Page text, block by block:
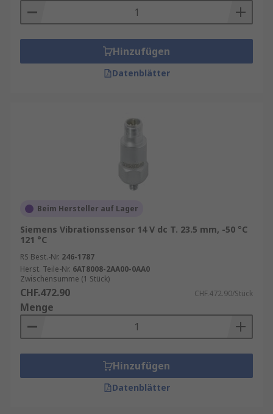
Hinzufügen
Datenblätter
Beim Hersteller auf Lager
Siemens Vibrationssensor 14 V dc T. 23.5 mm, -50 °C
121 °C
RS Best.-Nr. 246-1787
Herst. Teile-Nr. 6AT8008-2AA00-0AA0
Zwischensumme (1 Stück)
CHF.472.90 CHF.472.90/Stück
Menge
Hinzufügen
Datenblätter